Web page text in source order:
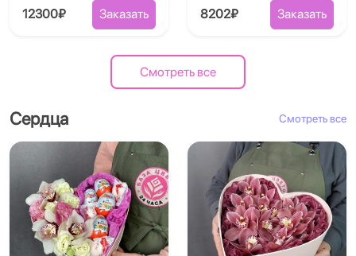
12300₽ Заказать 8202₽ Заказать
Смотреть все
Сердца Смотреть все